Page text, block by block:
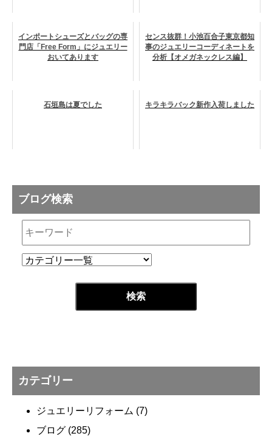
インポートシューズとバッグの専
門店「Free Form」にジュエリー
おいてあります
センス抜群！小池百合子東京都知
事のジュエリーコーディネートを
分析【オメガネックレス編】
石垣島は夏でした キラキラバック新作入荷しました
ブログ検索
カテゴリー
ジュエリーリフォーム (7)
ブログ (285)